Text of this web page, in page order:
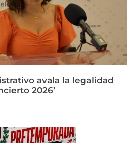
avala la legalidad
2026’